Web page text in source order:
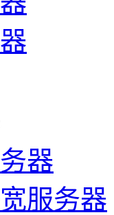
器
服务器